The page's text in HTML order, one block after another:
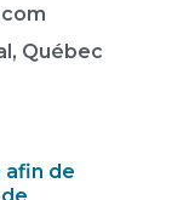
Québec
de